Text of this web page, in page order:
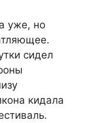
уже, но
сидел
кидала